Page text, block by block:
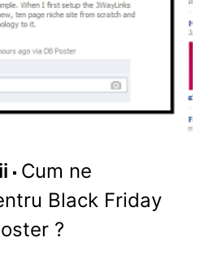
Cum ne
Black Friday
?